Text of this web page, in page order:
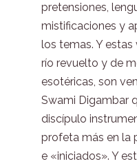
pretensiones,
mistificaciones y
los temas. Y
río revuelto y de
esotéricas, son
Swami Digambar
discípulo
profeta más en la
e «iniciados». Y